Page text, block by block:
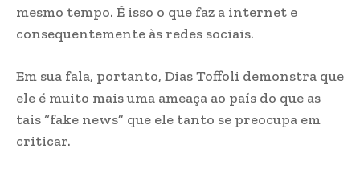
mesmo tempo. É isso o que faz a internet e
consequentemente às redes sociais.
Em sua fala, portanto, Dias Toffoli demonstra que
ele é muito mais uma ameaça ao país do que as
tais “fake news” que ele tanto se preocupa em
criticar.